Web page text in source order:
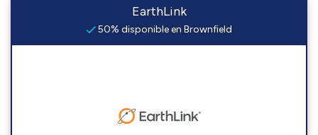
EarthLink
50% disponible en Brownfield